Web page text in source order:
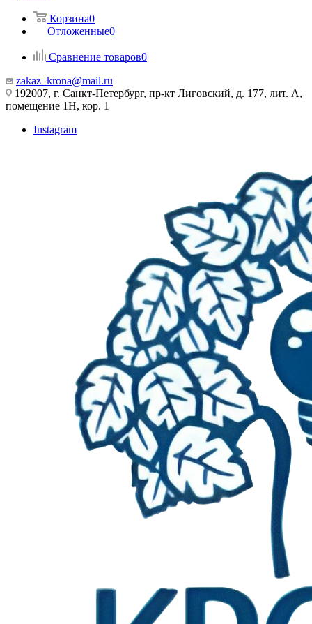
Корзина0
Отложенные0
Сравнение товаров0
zakaz_krona@mail.ru
192007, г. Санкт-Петербург, пр-кт Лиговский, д. 177, лит. А,
помещение 1Н, кор. 1
Instagram